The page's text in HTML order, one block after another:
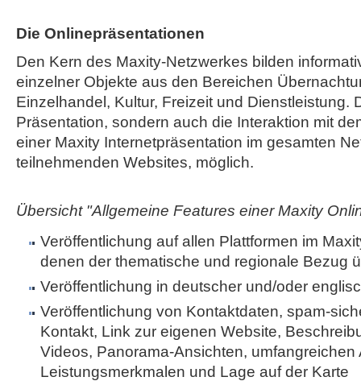
Die Onlinepräsentationen
Den Kern des Maxity-Netzwerkes bilden
einzelner Objekte aus den Bereichen
Einzelhandel, Kultur, Freizeit und Dienstleistung.
Präsentation, sondern auch die Interaktion mit
einer Maxity Internetpräsentation im gesamten
teilnehmenden Websites, möglich.
Übersicht "Allgemeine Features einer Maxity
Veröffentlichung auf allen Plattformen im
denen der thematische und regionale Bezug
Veröffentlichung in deutscher und/oder
Veröffentlichung von Kontaktdaten, spam-
Kontakt, Link zur eigenen Website,
Videos, Panorama-Ansichten, umfangreichen
Leistungsmerkmalen und Lage auf der Karte